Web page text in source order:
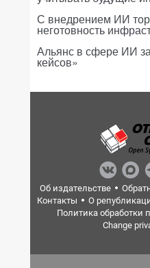
С внедрением ИИ
неготовность
Альянс в сфере ИИ
кейсов»
Об издательстве
Контакты
О
Политика обработки
Change